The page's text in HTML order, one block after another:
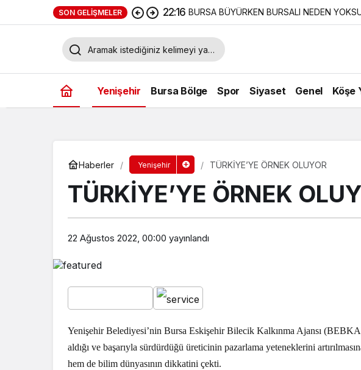
SON GELIŞMELER 22:16 BURSA BÜYÜRKEN BURSALI NEDEN
Yenişehir Bursa Bölge Spor Siyaset Genel Köşe
Haberler Yenişehir TÜRKİYE’YE ÖRNEK OLUYOR
TÜRKİYE’YE ÖRNEK
22 Ağustos 2022, 00:00 yayınlandı
Yenişehir Belediyesi’nin Bursa Eskişehir Bilecik Kalkınma Ajansı
aldığı ve başarıyla sürdürdüğü üreticinin pazarlama yeteneklerini
hem de bilim dünyasının dikkatini çekti.